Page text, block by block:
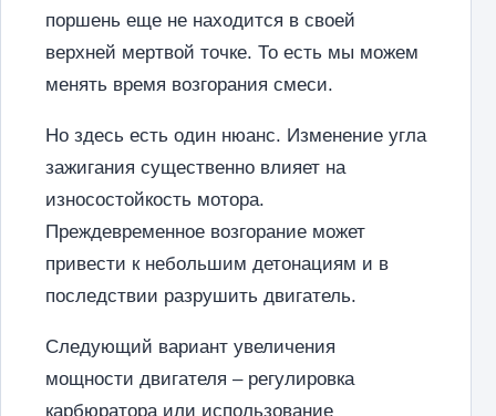
поршень еще не находится в своей
верхней мертвой точке. То есть мы можем
менять время возгорания смеси.
Но здесь есть один нюанс. Изменение угла
зажигания существенно влияет на
износостойкость мотора.
Преждевременное возгорание может
привести к небольшим детонациям и в
последствии разрушить двигатель.
Следующий вариант увеличения
мощности двигателя – регулировка
карбюратора или использование